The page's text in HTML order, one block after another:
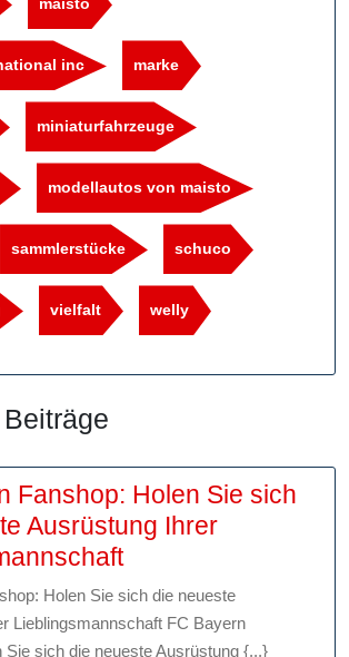
maisto
inc marke
miniaturfahrzeuge
modellautos von maisto
sammlerstücke schuco
vielfalt welly
Fanshop: Holen Sie sich
Ausrüstung Ihrer
FC
Bayern
Fanshop:
Holen
Holen Sie sich die neueste
Lieblingsmannschaft FC Bayern
Sie sich die neueste Ausrüstung {...}